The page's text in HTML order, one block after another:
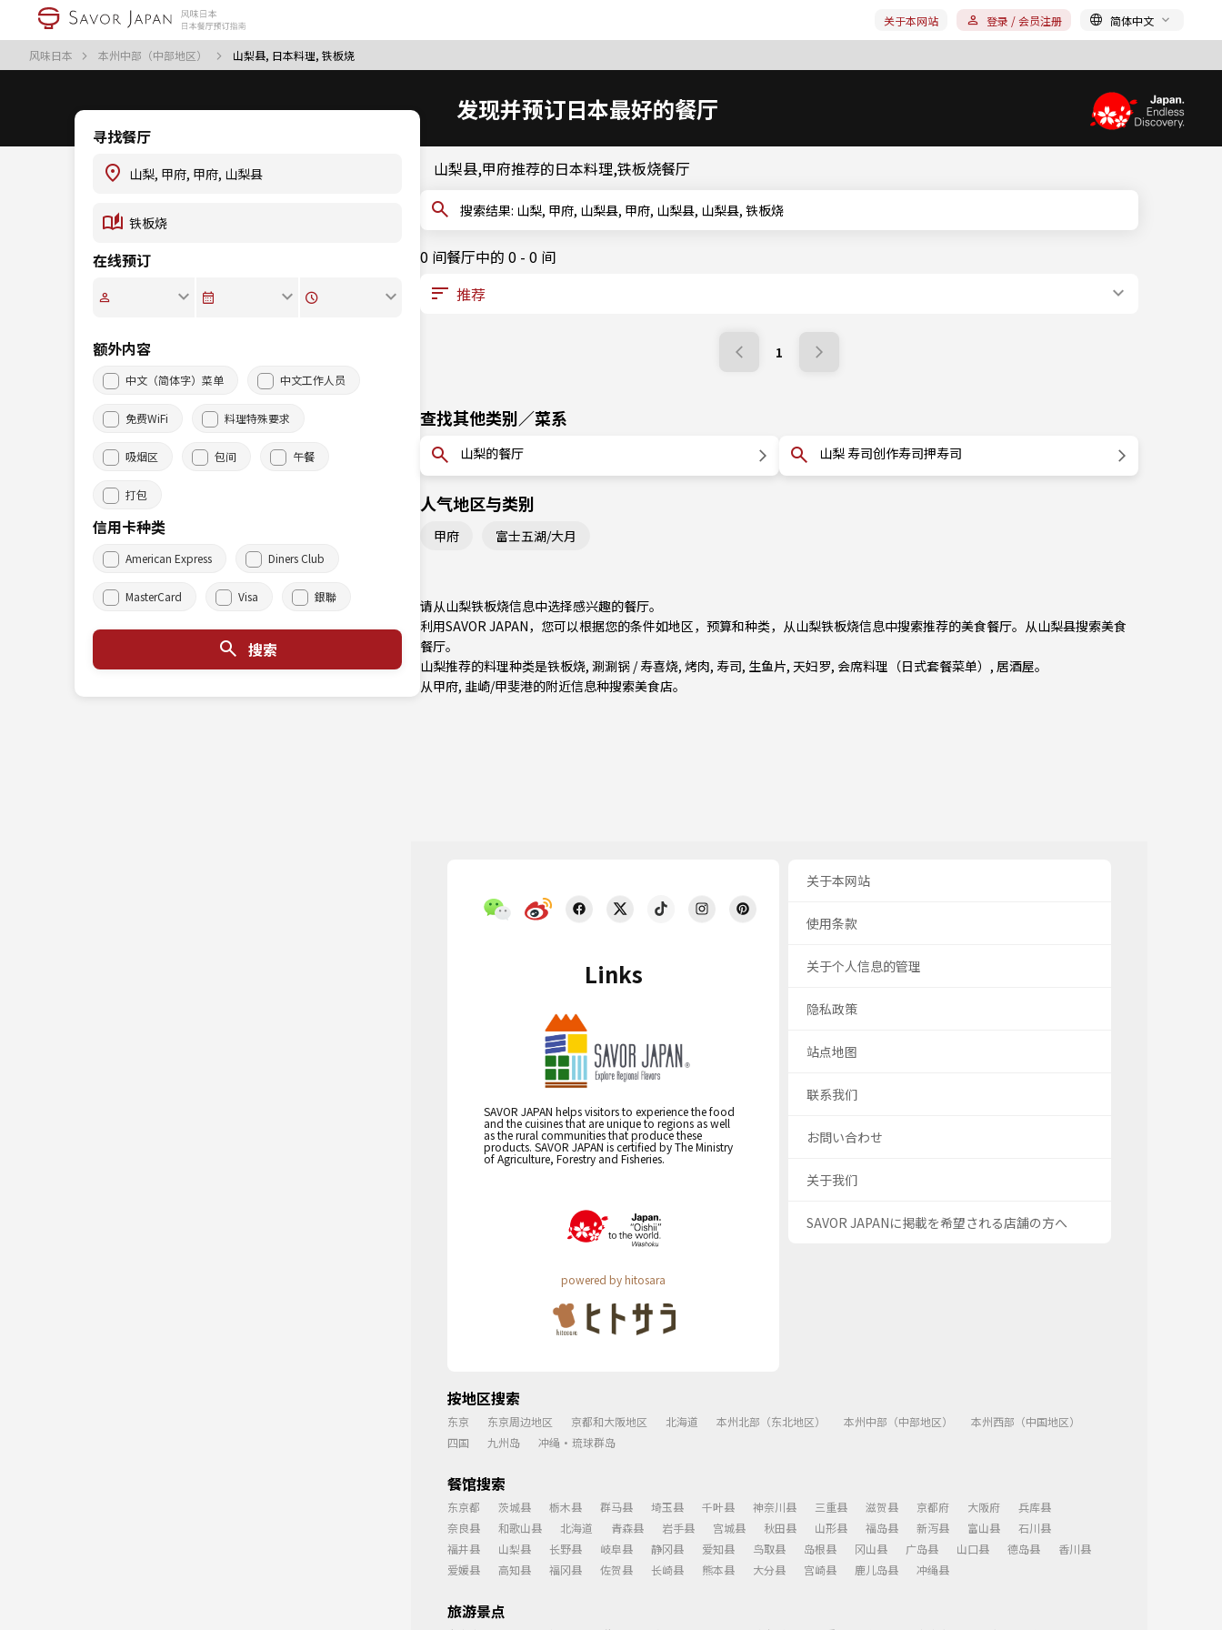
风味日本 本州中部（中部地区） 山梨县, 日本料理, 铁板烧
关于本网站 登录 / 会员注册 简体中文
发现并预订日本最好的餐厅
寻找餐厅
在线预订
额外内容
中文（简体字）菜单 中文工作人员
免费WiFi 料理特殊要求
吸烟区 包间 午餐
打包
信用卡种类
American Express Diners Club
MasterCard Visa 銀聯
搜索
山梨县,甲府推荐的日本料理,铁板烧餐厅
搜索结果: 山梨, 甲府, 山梨县, 甲府, 山梨县, 山梨县, 铁板烧
0 间餐厅中的 0 - 0 间
1
查找其他类别／菜系
山梨的餐厅 山梨 寿司创作寿司押寿司
人气地区与类别
甲府 富士五湖/大月
请从山梨铁板烧信息中选择感兴趣的餐厅。
利用SAVOR JAPAN，您可以根据您的条件如地区，预算和种类，从山梨铁板烧信息中搜索推荐的美食餐厅。从山梨县搜索美食
餐厅。
山梨推荐的料理种类是铁板烧, 涮涮锅 / 寿喜烧, 烤肉, 寿司, 生鱼片, 天妇罗, 会席料理（日式套餐菜单） , 居酒屋。
从甲府, 韭崎/甲斐港的附近信息种搜索美食店。
Links
SAVOR JAPAN helps visitors to experience the food
and the cuisines that are unique to regions as well
as the rural communities that produce these
products. SAVOR JAPAN is certified by The Ministry
of Agriculture, Forestry and Fisheries.
powered by hitosara
关于本网站
使用条款
关于个人信息的管理
隐私政策
站点地图
联系我们
お問い合わせ
关于我们
SAVOR JAPANに掲載を希望される店舗の方へ
按地区搜索
东京 东京周边地区 京都和大阪地区 北海道 本州北部（东北地区） 本州中部（中部地区）
本州西部（中国地区）
四国
九州岛 冲绳・琉球群岛
餐馆搜索
东京都 茨城县 栃木县 群马县 埼玉县 千叶县 神奈川县 三重县 滋贺县 京都府 大阪府
兵库县
奈良县
和歌山县 北海道 青森县 岩手县 宫城县 秋田县 山形县 福岛县 新泻县 富山县
石川县
福井县
山梨县 长野县 岐阜县 静冈县 爱知县 鸟取县 岛根县 冈山县 广岛县 山口县 德岛县
香川县
爱媛县
高知县 福冈县 佐贺县 长崎县 熊本县 大分县 宫崎县 鹿儿岛县 冲绳县
旅游景点